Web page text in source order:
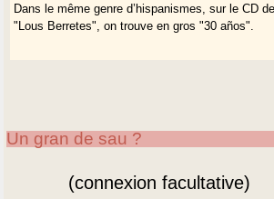
Dans le même genre d’hispanismes, sur le CD
"Lous Berretes", on trouve en gros "30 años".
Un gran de sau ?
(connexion facultative)